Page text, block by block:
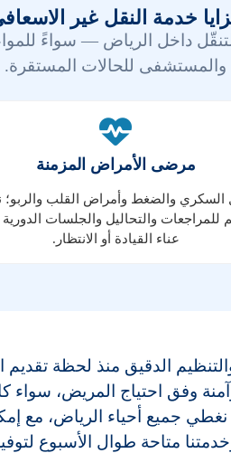
خدمة النقل غير
داخل الرياض — سواءً
والمستشفى للحالات المستقرة.
مرضى الأمراض المزمنة
السكري والضغط وأمراض القلب والربو؛
للمراجعات والتحاليل والجلسات
عناء القيادة أو الانتظار.
الدقيق منذ لحظة
وفق احتياج المريض، سواء
جميع أحياء الرياض، مع
متاحة طوال الأسبوع